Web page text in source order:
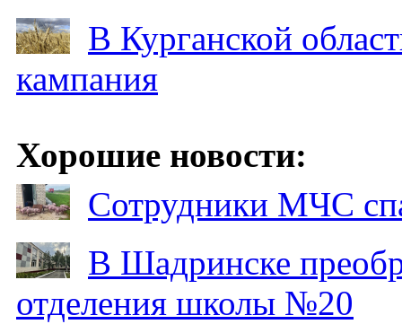
В Курганской
кампания
Хорошие новости:
Сотрудники МЧС
В Шадринске
отделения школы №20